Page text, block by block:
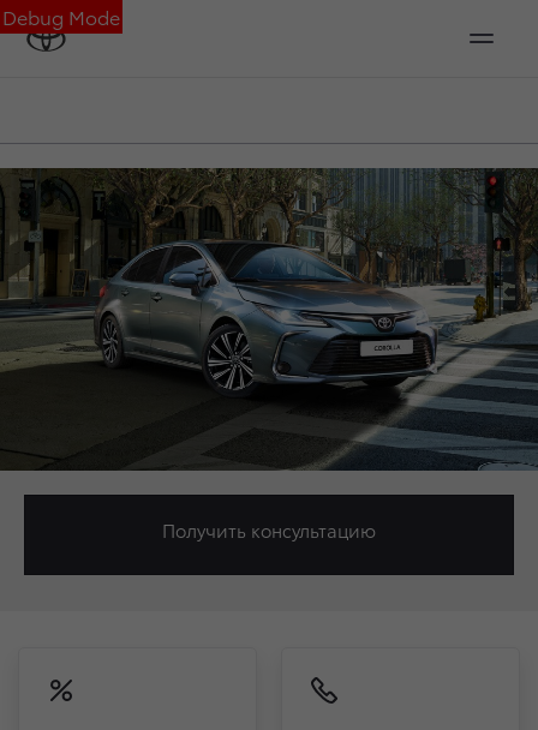
Debug Mode